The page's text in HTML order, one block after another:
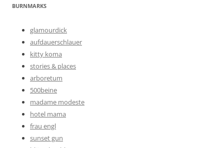
BURNMARKS
glamourdick
aufdauerschlauer
kitty koma
stories & places
arboretum
500beine
madame modeste
hotel mama
frau engl
sunset gun